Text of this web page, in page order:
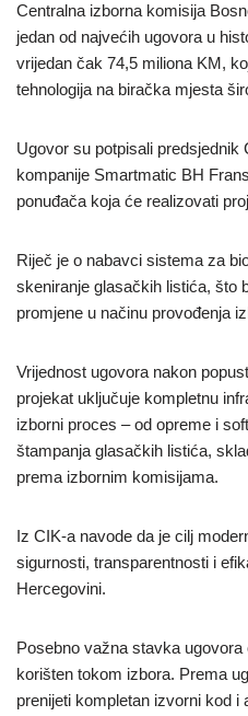
Centralna izborna komisija
jedan od najvećih ugovora u
vrijedan čak 74,5 miliona KM,
tehnologija na biračka mjesta
Ugovor su potpisali predsjednik
kompanije Smartmatic BH
ponuđača koja će realizovati
Riječ je o nabavci sistema za
skeniranje glasačkih listića, što
promjene u načinu provođenja
Vrijednost ugovora nakon
projekat uključuje kompletnu
izborni proces – od opreme i
štampanja glasačkih listića,
prema izbornim komisijama.
Iz CIK-a navode da je cilj
sigurnosti, transparentnosti i
Hercegovini.
Posebno važna stavka
korišten tokom izbora. Prema
prenijeti kompletan izvorni kod